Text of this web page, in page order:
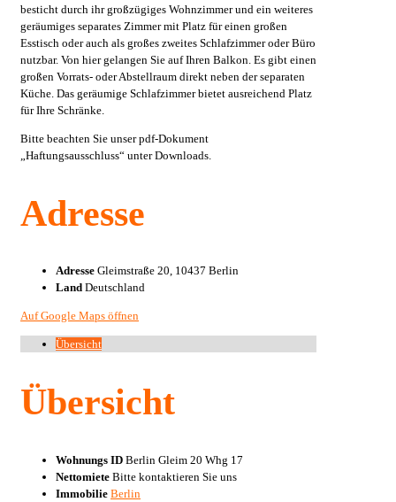
besticht durch ihr großzügiges Wohnzimmer und ein weiteres
geräumiges separates Zimmer mit Platz für einen großen
Esstisch oder auch als großes zweites Schlafzimmer oder Büro
nutzbar. Von hier gelangen Sie auf Ihren Balkon. Es gibt einen
großen Vorrats- oder Abstellraum direkt neben der separaten
Küche. Das geräumige Schlafzimmer bietet ausreichend Platz
für Ihre Schränke.
Bitte beachten Sie unser pdf-Dokument
„Haftungsausschluss“ unter Downloads.
Adresse
Adresse Gleimstraße 20, 10437 Berlin
Land Deutschland
Auf Google Maps öffnen
Übersicht
Übersicht
Wohnungs ID Berlin Gleim 20 Whg 17
Nettomiete Bitte kontaktieren Sie uns
Immobilie Berlin